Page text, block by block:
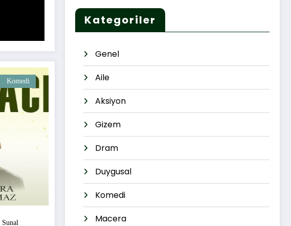
Komedi
Kategoriler
Genel
Aile
Aksiyon
Gizem
Dram
Duygusal
Komedi
Macera